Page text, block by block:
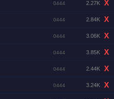
0444 2.27K
X
0444 2.84K
X
0444 3.06K
X
0444 3.85K
X
0444 2.44K
X
0444 3.24K
X